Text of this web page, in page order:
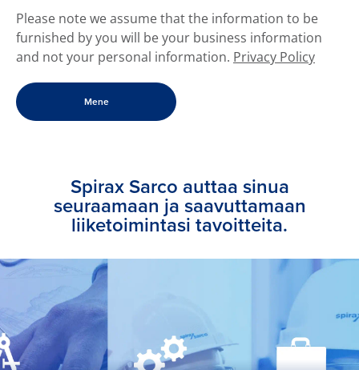
​Please note we assume that the information to be
furnished by you will be your business information
and not your personal information. Privacy Policy
Spirax Sarco auttaa sinua
seuraamaan ja saavuttamaan
liiketoimintasi tavoitteita.